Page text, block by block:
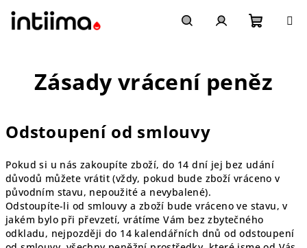
obsah
košík
Zásady vrácení peněz
Odstoupení od smlouvy
Pokud si u nás zakoupíte zboží, do 14 dní jej bez udání
důvodů můžete vrátit (vždy, pokud bude zboží vráceno v
původním stavu, nepoužité a nevybalené).
Odstoupíte-li od smlouvy a zboží bude vráceno ve stavu, v
jakém bylo při převzetí, vrátíme Vám bez zbytečného
odkladu, nejpozději do 14 kalendářních dnů od odstoupení